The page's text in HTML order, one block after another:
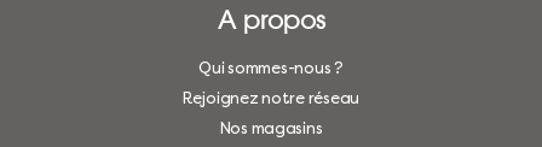
A propos
Qui sommes-nous ?
Rejoignez notre réseau
Nos magasins